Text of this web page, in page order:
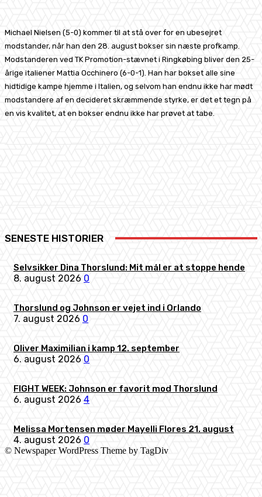
Michael Nielsen (5-0) kommer til at stå over for en ubesejret
modstander, når han den 28. august bokser sin næste profkamp.
Modstanderen ved TK Promotion-stævnet i Ringkøbing bliver den 25-
årige italiener Mattia Occhinero (6-0-1). Han har bokset alle sine
hidtidige kampe hjemme i Italien, og selvom han endnu ikke har mødt
modstandere af en decideret skræmmende styrke, er det et tegn på
en vis kvalitet, at en bokser endnu ikke har prøvet at tabe.
SENESTE HISTORIER
Selvsikker Dina Thorslund: Mit mål er at stoppe hende
8. august 2026 0
Thorslund og Johnson er vejet ind i Orlando
7. august 2026 0
Oliver Maximilian i kamp 12. september
6. august 2026 0
FIGHT WEEK: Johnson er favorit mod Thorslund
6. august 2026 4
Melissa Mortensen møder Mayelli Flores 21. august
4. august 2026 0
© Newspaper WordPress Theme by TagDiv